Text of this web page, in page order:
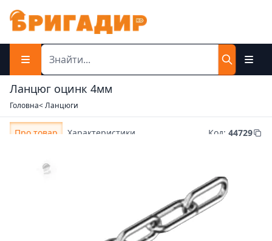
Ланцюг оцинк 4мм
Головна< Ланцюги
Про товар Характеристики Код: 44729